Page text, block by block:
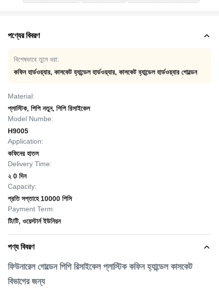
পণ্যের বিবরণ
বিশেষভাবে তুলে ধরা:
কফিন হার্ডওয়্যার, কাসকেট হ্যান্ডেল হার্ডওয়্যার, কাসকেট হ্যান্ডেল হার্ডওয়্যার গোল্ডেন
Material:
প্লাস্টিক, পিপি নতুন, পিপি রিসাইকেল
Model Numbe:
H9005
Application:
কফিনের হাতল
Delivery Time:
২ 0 দিন
Capacity:
প্রতি সপ্তাহে 10000 পিসি
Payment Term:
টি/টি, ওয়েস্টার্ন ইউনিয়ন
পণ্য বিবরণ
ফিউনারেল গোল্ডেন পিপি রিসাইকেল প্লাস্টিক কফিন হ্যান্ডেল কাসকেট
বিভাগের জন্য